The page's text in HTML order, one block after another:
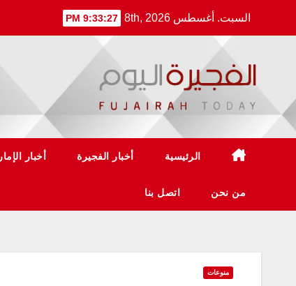
السبت. أغسطس 8th, 2026 9:33:28 PM
الرئيسية أخبار الفجيرة أخبار
من نحن اتصل بنا
منوعات